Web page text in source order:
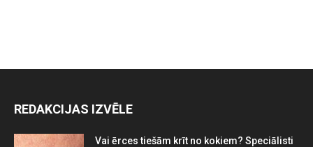
REDAKCIJAS IZVĒLE
Vai ērces tiešām krīt no kokiem? Speciālisti